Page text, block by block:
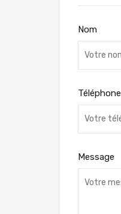
Nom
Téléphone
Message